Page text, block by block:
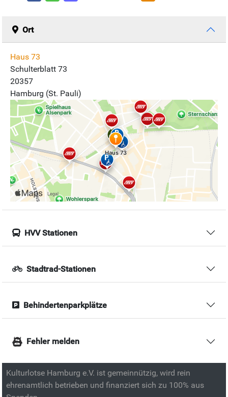
Ort
Haus 73
Schulterblatt 73
20357
Hamburg (St. Pauli)
HVV Stationen
Stadtrad-Stationen
Behindertenparkplätze
Fehler melden
Kulturlotse Hamburg e.V. ist gemeinnützig, wird rein
ehrenamtlich betrieben und finanziert sich zu 100% aus